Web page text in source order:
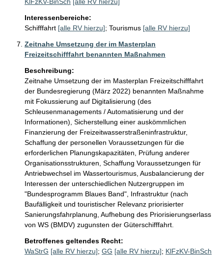
Interessenbereiche:
Schifffahrt [alle RV hierzu]; Tourismus [alle RV hierzu]
Zeitnahe Umsetzung der im Masterplan
Freizeitschifffahrt benannten Maßnahmen
Beschreibung:
Zeitnahe Umsetzung der im Masterplan Freizeitschifffahrt
der Bundesregierung (März 2022) benannten Maßnahme
mit Fokussierung auf Digitalisierung (des
Schleusenmanagements / Automatisierung und der
Informationen), Sicherstellung einer auskömmlichen
Finanzierung der Freizeitwasserstraßeninfrastruktur,
Schaffung der personellen Voraussetzungen für die
erforderlichen Planungskapazitäten, Prüfung anderer
Organisationsstrukturen, Schaffung Voraussetzungen für
Antriebwechsel im Wassertourismus, Ausbalancierung der
Interessen der unterschiedlichen Nutzergruppen im
"Bundesprogramm Blaues Band", Infrastruktur (nach
Baufälligkeit und touristischer Relevanz priorisierter
Sanierungsfahrplanung, Aufhebung des Priorisierungserlass
von WS (BMDV) zugunsten der Güterschifffahrt.
Betroffenes geltendes Recht:
WaStrG [alle RV hierzu]; GG [alle RV hierzu]; KlFzKV-BinSch